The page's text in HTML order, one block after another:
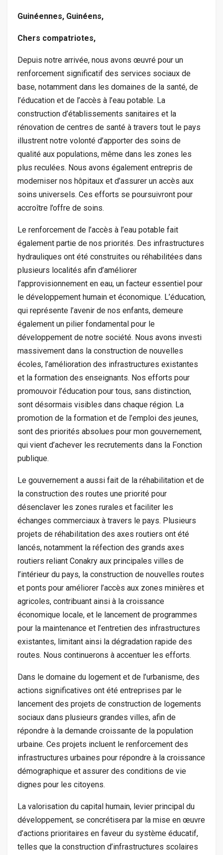
Guinéennes, Guinéens,
Chers compatriotes,
Depuis notre arrivée, nous avons œuvré pour un
renforcement significatif des services sociaux de
base, notamment dans les domaines de la santé, de
l’éducation et de l’accès à l’eau potable. La
construction d’établissements sanitaires et la
rénovation de centres de santé à travers tout le pays
illustrent notre volonté d’apporter des soins de
qualité aux populations, même dans les zones les
plus reculées. Nous avons également entrepris de
moderniser nos hôpitaux et d’assurer un accès aux
soins universels. Ces efforts se poursuivront pour
accroître l’offre de soins.
Le renforcement de l’accès à l’eau potable fait
également partie de nos priorités. Des infrastructures
hydrauliques ont été construites ou réhabilitées dans
plusieurs localités afin d’améliorer
l’approvisionnement en eau, un facteur essentiel pour
le développement humain et économique. L’éducation,
qui représente l’avenir de nos enfants, demeure
également un pilier fondamental pour le
développement de notre société. Nous avons investi
massivement dans la construction de nouvelles
écoles, l’amélioration des infrastructures existantes
et la formation des enseignants. Nos efforts pour
promouvoir l’éducation pour tous, sans distinction,
sont désormais visibles dans chaque région. La
promotion de la formation et de l’emploi des jeunes,
sont des priorités absolues pour mon gouvernement,
qui vient d’achever les recrutements dans la Fonction
publique.
Le gouvernement a aussi fait de la réhabilitation et de
la construction des routes une priorité pour
désenclaver les zones rurales et faciliter les
échanges commerciaux à travers le pays. Plusieurs
projets de réhabilitation des axes routiers ont été
lancés, notamment la réfection des grands axes
routiers reliant Conakry aux principales villes de
l’intérieur du pays, la construction de nouvelles routes
et ponts pour améliorer l’accès aux zones minières et
agricoles, contribuant ainsi à la croissance
économique locale, et le lancement de programmes
pour la maintenance et l’entretien des infrastructures
existantes, limitant ainsi la dégradation rapide des
routes. Nous continuerons à accentuer les efforts.
Dans le domaine du logement et de l’urbanisme, des
actions significatives ont été entreprises par le
lancement des projets de construction de logements
sociaux dans plusieurs grandes villes, afin de
répondre à la demande croissante de la population
urbaine. Ces projets incluent le renforcement des
infrastructures urbaines pour répondre à la croissance
démographique et assurer des conditions de vie
dignes pour les citoyens.
La valorisation du capital humain, levier principal du
développement, se concrétisera par la mise en œuvre
d’actions prioritaires en faveur du système éducatif,
telles que la construction d’infrastructures scolaires